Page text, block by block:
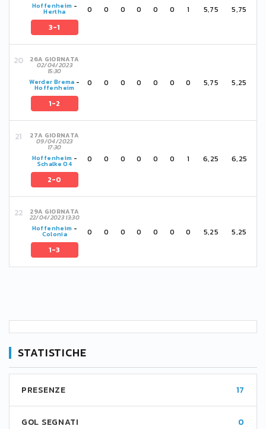
Hoffenheim -
Hertha
3-1
0 0 0 0 0 0 1 5,75 5,75
26A GIORNATA
02/04/2023
15:30
Werder Brema -
Hoffenheim
1-2
0 0 0 0 0 0 0 5,75 5,25
27A GIORNATA
09/04/2023
17:30
Hoffenheim -
Schalke 04
2-0
0 0 0 0 0 0 1 6,25 6,25
29A GIORNATA
22/04/2023 13:30
Hoffenheim -
Colonia
1-3
0 0 0 0 0 0 0 5,25 5,25
STATISTICHE
PRESENZE 17
GOL SEGNATI 0